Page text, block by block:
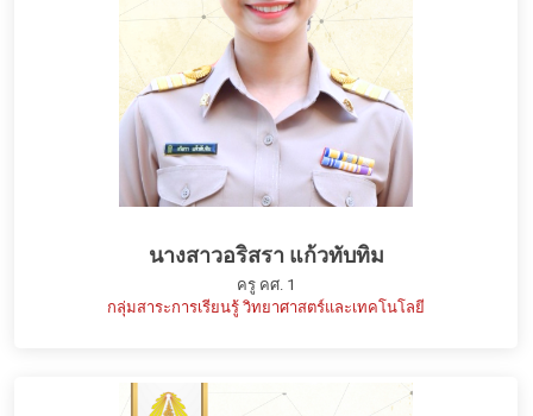
นางสาวอริสรา แก้วทับทิม
ครู คศ. 1
กลุ่มสาระการเรียนรู้ วิทยาศาสตร์และเทคโนโลยี